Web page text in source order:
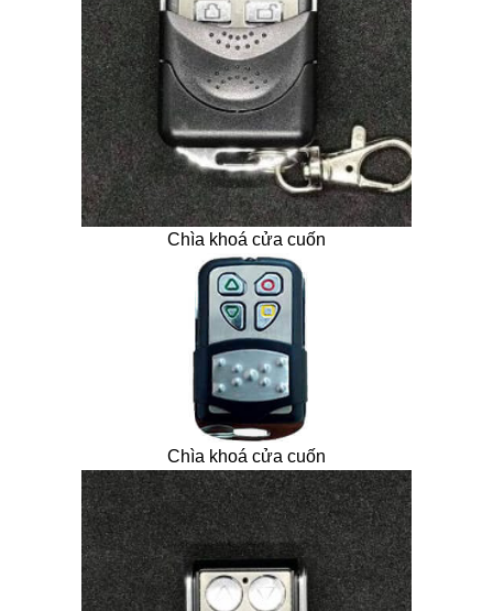
Chìa khoá cửa cuốn
Chìa khoá cửa cuốn